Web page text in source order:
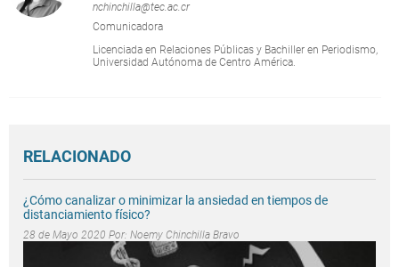
nchinchilla@tec.ac.cr
Comunicadora
Licenciada en Relaciones Públicas y Bachiller en Periodismo,
Universidad Autónoma de Centro América.
RELACIONADO
¿Cómo canalizar o minimizar la ansiedad en tiempos de
distanciamiento físico?
28 de Mayo 2020 Por: Noemy Chinchilla Bravo